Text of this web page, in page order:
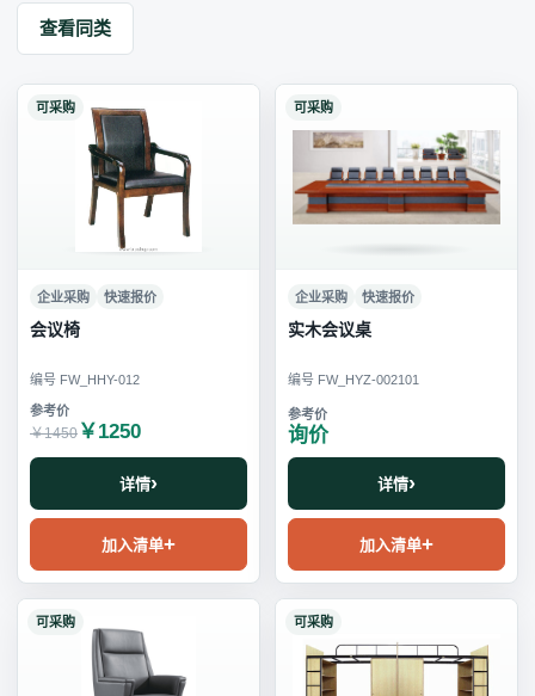
查看同类
可采购
企业采购 快速报价
会议椅
编号 FW_HHY-012
￥1450 ￥1250
详情
加入清单
可采购
企业采购 快速报价
实木会议桌
编号 FW_HYZ-002101
询价
详情
加入清单
可采购 可采购